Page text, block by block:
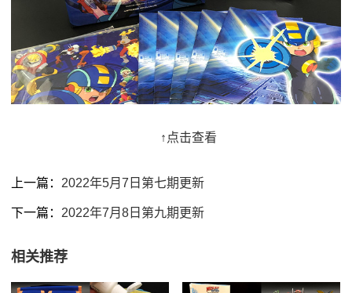
↑点击查看
上一篇： 2022年5月7日第七期更新
下一篇： 2022年7月8日第九期更新
相关推荐